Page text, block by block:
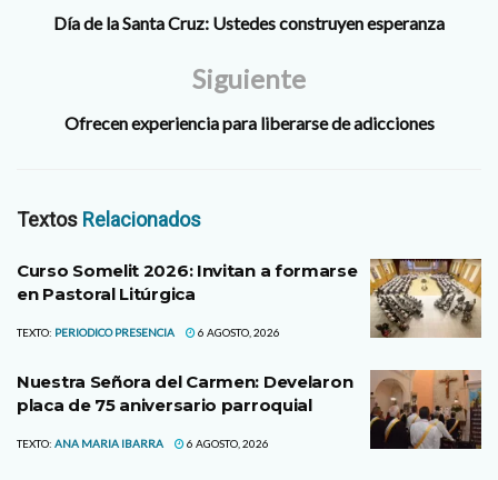
Día de la Santa Cruz: Ustedes construyen esperanza
Siguiente
Ofrecen experiencia para liberarse de adicciones
Textos Relacionados
Curso Somelit 2026: Invitan a formarse
en Pastoral Litúrgica
TEXTO: PERIODICO PRESENCIA 6 AGOSTO, 2026
Nuestra Señora del Carmen: Develaron
placa de 75 aniversario parroquial
TEXTO: ANA MARIA IBARRA 6 AGOSTO, 2026